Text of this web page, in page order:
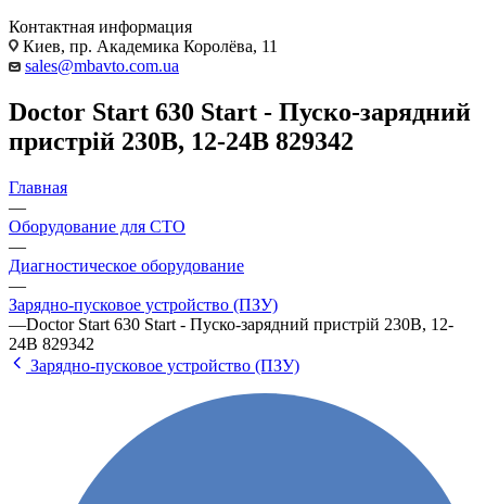
Контактная информация
Киев, пр. Академика Королёва, 11
sales@mbavto.com.ua
Doctor Start 630 Start - Пуско-зарядний
пристрій 230В, 12-24В 829342
Главная
—
Оборудование для СТО
—
Диагностическое оборудование
—
Зарядно-пусковое устройство (ПЗУ)
—Doctor Start 630 Start - Пуско-зарядний пристрій 230В, 12-
24В 829342
Зарядно-пусковое устройство (ПЗУ)